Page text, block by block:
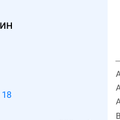
18